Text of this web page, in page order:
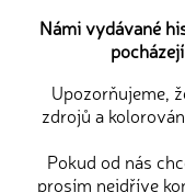
Námi vydávané
Upozorňujeme,
zdrojů a
Pokud od nás
prosím nejdříve